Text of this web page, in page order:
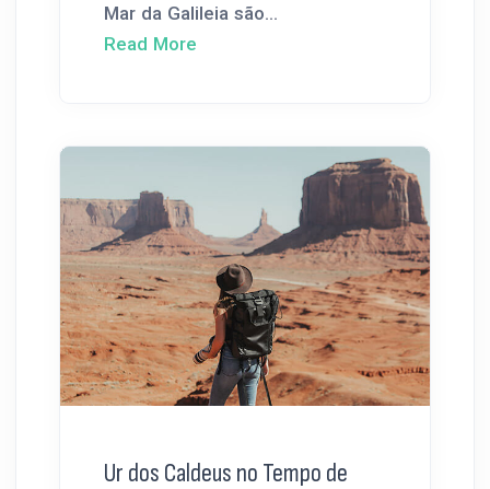
Mar da Galileia são...
Read More
Ur dos Caldeus no Tempo de